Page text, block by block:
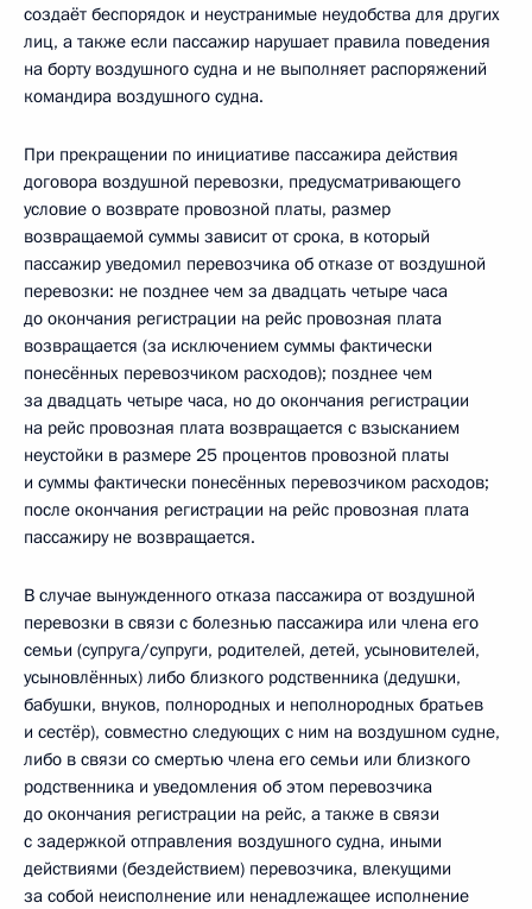
создаёт беспорядок и неустранимые неудобства для других
лиц, а также если пассажир нарушает правила поведения
на борту воздушного судна и не выполняет распоряжений
командира воздушного судна.
При прекращении по инициативе пассажира действия
договора воздушной перевозки, предусматривающего
условие о возврате провозной платы, размер
возвращаемой суммы зависит от срока, в который
пассажир уведомил перевозчика об отказе от воздушной
перевозки: не позднее чем за двадцать четыре часа
до окончания регистрации на рейс провозная плата
возвращается (за исключением суммы фактически
понесённых перевозчиком расходов); позднее чем
за двадцать четыре часа, но до окончания регистрации
на рейс провозная плата возвращается с взысканием
неустойки в размере 25 процентов провозной платы
и суммы фактически понесённых перевозчиком расходов;
после окончания регистрации на рейс провозная плата
пассажиру не возвращается.
В случае вынужденного отказа пассажира от воздушной
перевозки в связи с болезнью пассажира или члена его
семьи (супруга/супруги, родителей, детей, усыновителей,
усыновлённых) либо близкого родственника (дедушки,
бабушки, внуков, полнородных и неполнородных братьев
и сестёр), совместно следующих с ним на воздушном судне,
либо в связи со смертью члена его семьи или близкого
родственника и уведомления об этом перевозчика
до окончания регистрации на рейс, а также в связи
с задержкой отправления воздушного судна, иными
действиями (бездействием) перевозчика, влекущими
за собой неисполнение или ненадлежащее исполнение